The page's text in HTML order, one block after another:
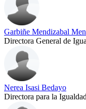
Garbiñe Mendizabal
Directora General de
Nerea Isasi Bedayo
Directora para la